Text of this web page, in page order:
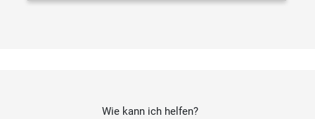
Wie kann ich helfen?